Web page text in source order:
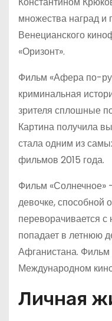
множества наград и
Венецианского
«Оризонт».
Фильм «Афера по-
криминальная
зрителя сплошные
Картина получила
стала одним из
фильмов 2015 года.
Фильм «Солнечное»
девочке, способной
переворачивается с
попадает в летнюю
Афганистана.
Международном
Личная